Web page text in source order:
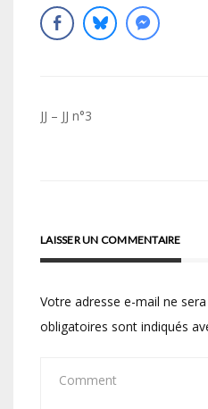
Navigation
JJ – JJ n°3
LAISSER UN COMMENTAIRE
Votre adresse e-mail ne
obligatoires sont indiqués